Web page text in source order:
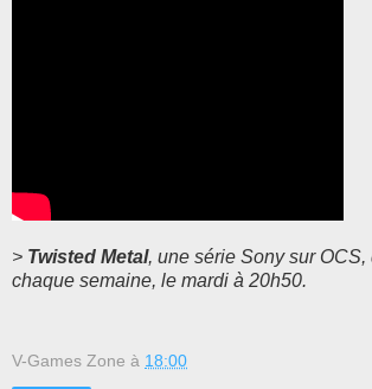
> Twisted Metal, une série Sony sur
chaque semaine, le mardi à 20h50.
V-Games Zone à 18:00